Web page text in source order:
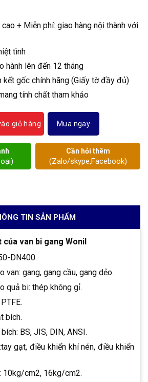
+ Miễn phí: giao hàng nội thành với
tình
hành lên đến 12 tháng
kết gốc chính hãng (Giấy tờ đầy đủ)
tính chất tham khảo
giỏ hàng Mua ngay
Cần hỏi thêm
(Zalo/skype,Facebook)
TIN SẢN PHẨM
van bi gang Wonil
DN400.
van: gang, gang cầu, gang dẻo.
quả bi: thép không gỉ.
bích.
BS, JIS, DIN, ANSI.
gạt, điều khiển khí nén, điều khiển
10kg/cm2, 16kg/cm2.